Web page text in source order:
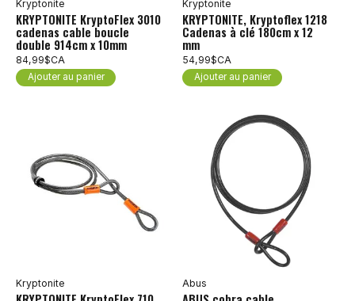
Kryptonite
KRYPTONITE KryptoFlex 3010
cadenas cable boucle
double 914cm x 10mm
84,99$CA
Ajouter au panier
Kryptonite
KRYPTONITE, Kryptoflex 1218
Cadenas à clé 180cm x 12
mm
54,99$CA
Ajouter au panier
Kryptonite Abus